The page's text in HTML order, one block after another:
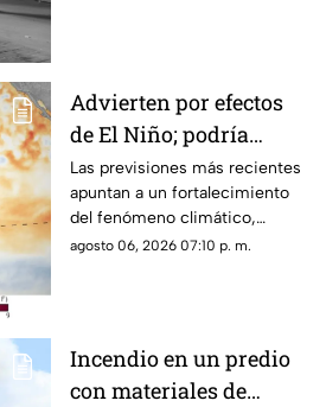
Advierten por efectos
de El Niño; podría
alcanzar intensidad
histórica
Las previsiones más recientes
apuntan a un fortalecimiento
del fenómeno climático,
mientras varios países ya
agosto 06, 2026 07:10 p. m.
Incendio en un predio
con materiales de